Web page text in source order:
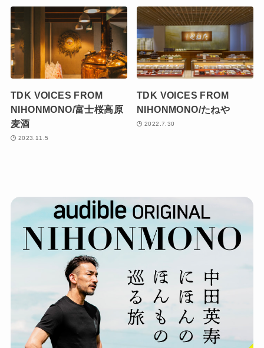
TDK VOICES FROM
NIHONMONO/富士桜高原
麦酒
2023.11.5
TDK VOICES FROM
NIHONMONO/たねや
2022.7.30